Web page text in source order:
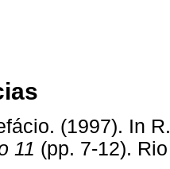
(1997). In
11 (pp. 7-12).